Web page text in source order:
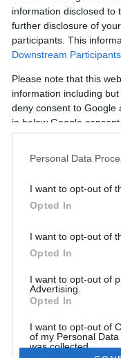
information disclosed to
further disclosure of
participants. This
Downstream Participants
Please note that this
information including
deny consent to Google
in below Google consent
Personal Data
I want to opt-out of
Opted In
I want to opt-out of
Opted In
I want to opt-out of
Advertising.
Opted In
I want to opt-out of
of my Personal
was collected.